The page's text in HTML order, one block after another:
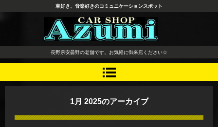
長野県 安曇野市 タイヤ ホ
イール デッドニング カーオ
ーディオ レカロシート
車好き、音楽好きのコミュニケーションスポット
長野県安曇野の老舗です。お気軽に御来店ください☆
1月 2025のアーカイブ